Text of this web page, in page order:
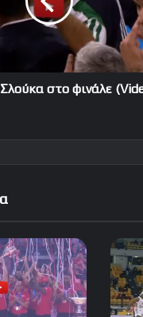
στο φινάλε